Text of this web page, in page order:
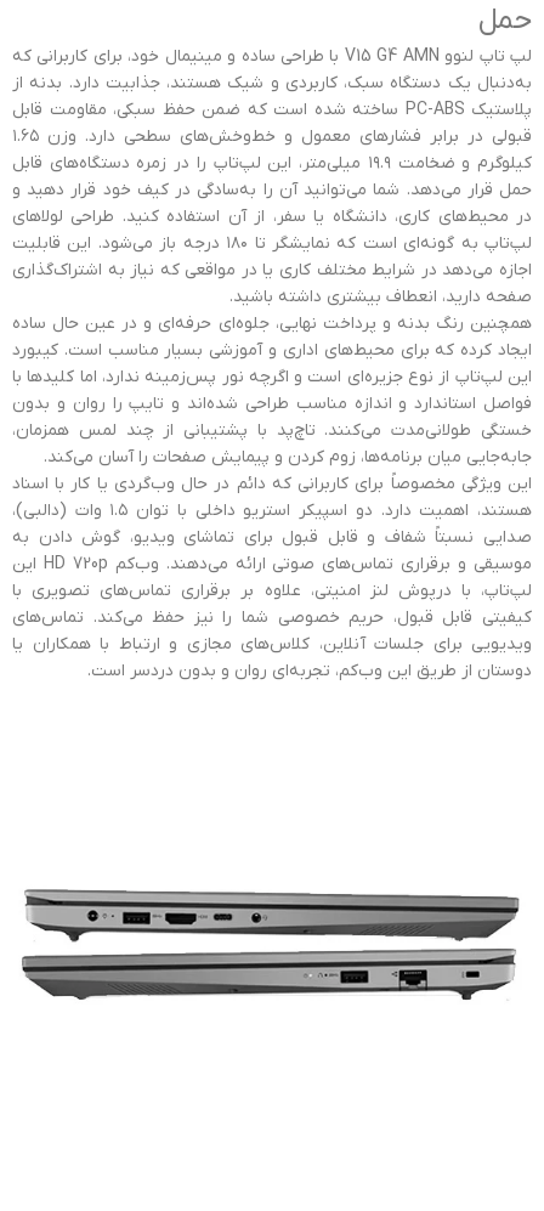
حمل
لپ تاپ لنوو V15 G4 AMN با طراحی ساده و مینیمال خود، برای کاربرانی که
به‌دنبال یک دستگاه سبک، کاربردی و شیک هستند، جذابیت دارد. بدنه از
پلاستیک PC-ABS ساخته شده است که ضمن حفظ سبکی، مقاومت قابل
قبولی در برابر فشارهای معمول و خط‌وخش‌های سطحی دارد. وزن ۱.۶۵
کیلوگرم و ضخامت ۱۹.۹ میلی‌متر، این لپ‌تاپ را در زمره دستگاه‌های قابل
حمل قرار می‌دهد. شما می‌توانید آن را به‌سادگی در کیف خود قرار دهید و
در محیط‌های کاری، دانشگاه یا سفر، از آن استفاده کنید. طراحی لولاهای
لپ‌تاپ به گونه‌ای است که نمایشگر تا ۱۸۰ درجه باز می‌شود. این قابلیت
اجازه می‌دهد در شرایط مختلف کاری یا در مواقعی که نیاز به اشتراک‌گذاری
صفحه دارید، انعطاف بیشتری داشته باشید.
همچنین رنگ بدنه و پرداخت نهایی، جلوه‌ای حرفه‌ای و در عین حال ساده
ایجاد کرده که برای محیط‌های اداری و آموزشی بسیار مناسب است. کیبورد
این لپ‌تاپ از نوع جزیره‌ای است و اگرچه نور پس‌زمینه ندارد، اما کلیدها با
فواصل استاندارد و اندازه مناسب طراحی شده‌اند و تایپ را روان و بدون
خستگی طولانی‌مدت می‌کنند. تاچ‌پد با پشتیبانی از چند لمس همزمان،
جابه‌جایی میان برنامه‌ها، زوم کردن و پیمایش صفحات را آسان می‌کند.
این ویژگی مخصوصاً برای کاربرانی که دائم در حال وب‌گردی یا کار با اسناد
هستند، اهمیت دارد. دو اسپیکر استریو داخلی با توان ۱.۵ وات (دالبی)،
صدایی نسبتاً شفاف و قابل قبول برای تماشای ویدیو، گوش دادن به
موسیقی و برقراری تماس‌های صوتی ارائه می‌دهند. وب‌کم HD 720p این
لپ‌تاپ، با درپوش لنز امنیتی، علاوه بر برقراری تماس‌های تصویری با
کیفیتی قابل قبول، حریم خصوصی شما را نیز حفظ می‌کند. تماس‌های
ویدیویی برای جلسات آنلاین، کلاس‌های مجازی و ارتباط با همکاران یا
دوستان از طریق این وب‌کم، تجربه‌ای روان و بدون دردسر است.